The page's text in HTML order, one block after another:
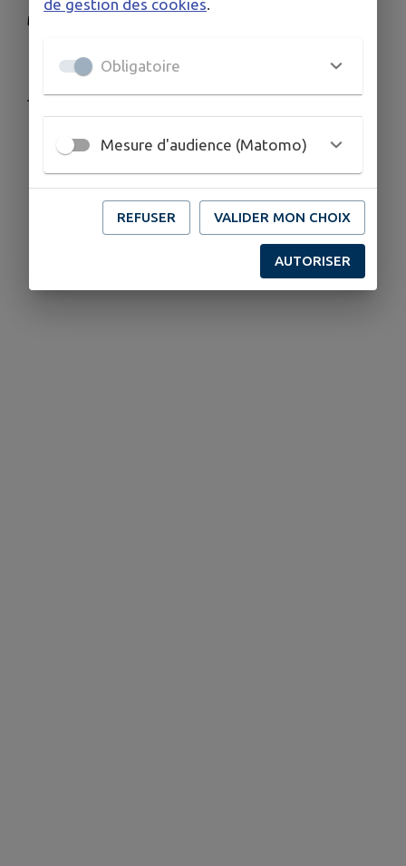
Mardi : 12h30 à 13h30 Salle des Lonnes
18h30 - 19h30 en exterieur
Jeudi : 10h30 - 11h30 en extérieur
de gestion des cookies
Obligatoire
Mesure d'audience (Matomo)
REFUSER VALIDER MON CHOIX
AUTORISER